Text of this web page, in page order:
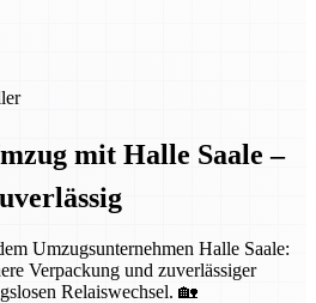
mit Halle Saale –
Umzugsunternehmen Halle Saale:
Verpackung und zuverlässiger
Relaiswechsel. 🏡